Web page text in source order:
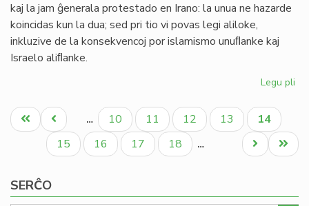
kaj la jam ĝenerala protestado en Irano: la unua ne hazarde
koincidas kun la dua; sed pri tio vi povas legi aliloke,
inkluzive de la konsekvencoj por islamismo unuﬂanke kaj
Israelo aliﬂanke.
Legu pli
la
Pagination
Unua
paĝo
Antaŭa
paĝo
… Paĝo
10 Paĝo
11 Paĝo
12 Paĝo
13
Aktuala
paĝo
14
Paĝo
15 Paĝo
16 Paĝo
17 Paĝo
18 …
Last
page
Next
page
SERĈO